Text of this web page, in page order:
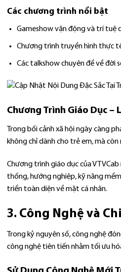
Các chương trình nổi bật
Gameshow vận động và trí tuệ
Chương trình truyền hình thực
Các talkshow chuyên đề về đời
Chương Trình Giáo Dục –
Trong bối cảnh xã hội ngày càng
không chỉ dành cho trẻ em, mà
Chương trình giáo dục của
thống, hướng nghiệp, kỹ năng
triển toàn diện về mặt cá nhân.
3. Công Nghệ và
Trong kỷ nguyên số, công nghệ
công nghệ tiên tiến nhằm tối ưu